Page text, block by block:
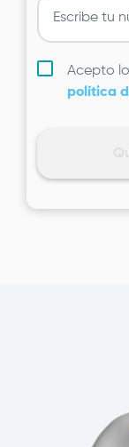
Acepto
política